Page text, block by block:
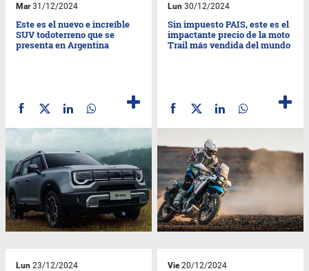
Mar31/12/2024
Este es el nuevo e increíble
SUV todoterreno que se
presenta en Argentina
Lun 30/12/2024
Sin impuesto PAIS, este es el
impactante precio de la moto
Trail más vendida del mundo
Lun 23/12/2024 Vie20/12/2024